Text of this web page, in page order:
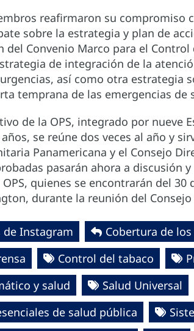
reafirmaron su compromiso
sobre la estrategia y plan de
Convenio Marco para el Control
de integración de la
así como otra estrategia
temprana de las emergencias de
de la OPS, integrado por nueve
se reúne dos veces al año y
Panamericana y el Consejo
pasarán ahora a discusión
quienes se encontrarán del
durante la reunión del
de Instagram
Cobertura de
Control del tabaco
y salud
Salud Universal
de salud pública